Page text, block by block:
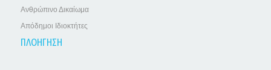
Ανθρώπινο Δικαίωμα
Απόδημοι Ιδιοκτήτες
ΠΛΟΗΓΗΣΗ